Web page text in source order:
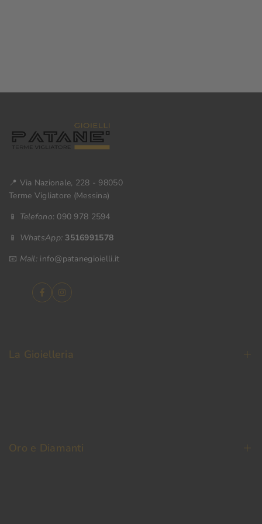
📍 Via Nazionale, 228 - 98050
Terme Vigliatore (Messina)
📱 Telefono: 090 978 2594
📱 WhatsApp: 3516991578
📧 Mail: info@patanegioielli.it
FacebookInstagram
La Gioielleria
Oro e Diamanti